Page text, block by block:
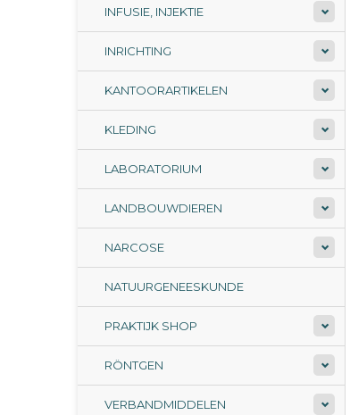
INFUSIE, INJEKTIE
INRICHTING
KANTOORARTIKELEN
KLEDING
LABORATORIUM
LANDBOUWDIEREN
NARCOSE
NATUURGENEESKUNDE
PRAKTIJK SHOP
RÖNTGEN
VERBANDMIDDELEN